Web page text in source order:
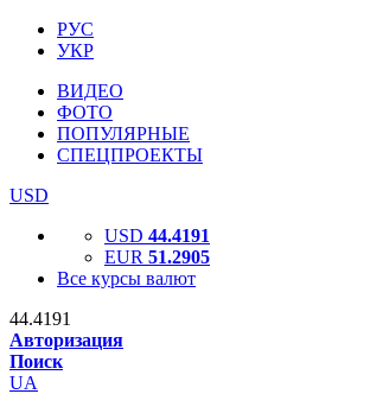
РУС
УКР
ВИДЕО
ФОТО
ПОПУЛЯРНЫЕ
СПЕЦПРОЕКТЫ
USD
USD 44.4191
EUR 51.2905
Все курсы валют
44.4191
Авторизация
Поиск
UA